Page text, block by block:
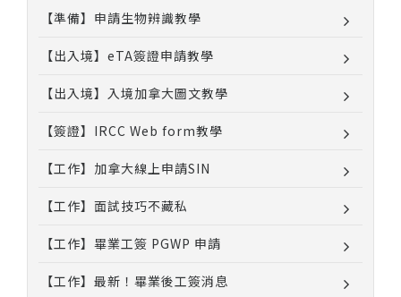
【準備】申請生物辨識教學
【出入境】eTA簽證申請教學
【出入境】入境加拿大圖文教學
【簽證】IRCC Web form教學
【工作】加拿大線上申請SIN
【工作】面試技巧不藏私
【工作】畢業工簽 PGWP 申請
【工作】最新！畢業後工簽消息